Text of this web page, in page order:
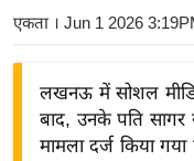
ज़
ने
द्यो
एकता । Jun 1 2026
लखनऊ में सोशल
बाद, उनके पति
मामला दर्ज किया